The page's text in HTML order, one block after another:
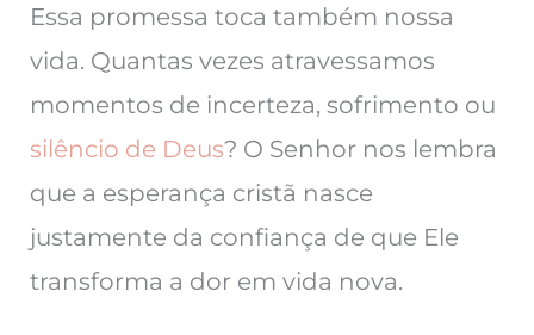
Essa promessa toca também nossa
vida. Quantas vezes atravessamos
momentos de incerteza, sofrimento ou
silêncio de Deus? O Senhor nos lembra
que a esperança cristã nasce
justamente da confiança de que Ele
transforma a dor em vida nova.